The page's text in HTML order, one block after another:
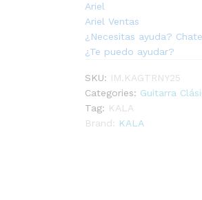
Ariel
Ariel Ventas
¿Necesitas ayuda?
¿Te puedo ayudar?
SKU: IM.KAGTRNY25
Categories: Guitarra
Tag: KALA
Brand: KALA